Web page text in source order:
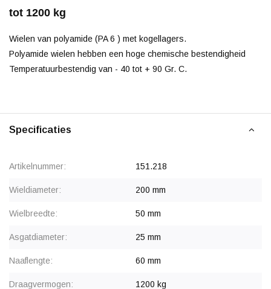
tot 1200 kg
Wielen van polyamide (PA 6 ) met kogellagers.
Polyamide wielen hebben een hoge chemische bestendigheid
Temperatuurbestendig van - 40 tot + 90 Gr. C.
Specificaties
Artikelnummer: 151.218
Wieldiameter: 200 mm
Wielbreedte: 50 mm
Asgatdiameter: 25 mm
Naaflengte: 60 mm
Draagvermogen: 1200 kg